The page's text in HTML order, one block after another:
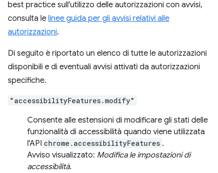
best practice sull'utilizzo delle autorizzazioni con avvisi,
consulta le linee guida per gli avvisi relativi alle
autorizzazioni.
Di seguito è riportato un elenco di tutte le autorizzazioni
disponibili e di eventuali avvisi attivati da autorizzazioni
specifiche.
"accessibilityFeatures.modify"
Consente alle estensioni di modificare gli stati delle
funzionalità di accessibilità quando viene utilizzata
l'API chrome.accessibilityFeatures .
Avviso visualizzato: Modifica le impostazioni di
accessibilità.